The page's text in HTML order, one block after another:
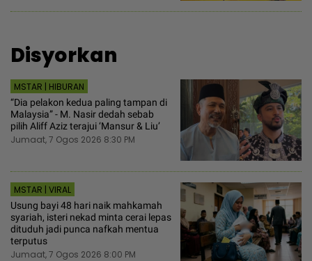
Disyorkan
MSTAR | HIBURAN
“Dia pelakon kedua paling tampan di
Malaysia” - M. Nasir dedah sebab
pilih Aliff Aziz terajui ‘Mansur & Liu’
Jumaat, 7 Ogos 2026 8:30 PM
MSTAR | VIRAL
Usung bayi 48 hari naik mahkamah
syariah, isteri nekad minta cerai lepas
dituduh jadi punca nafkah mentua
terputus
Jumaat, 7 Ogos 2026 8:00 PM